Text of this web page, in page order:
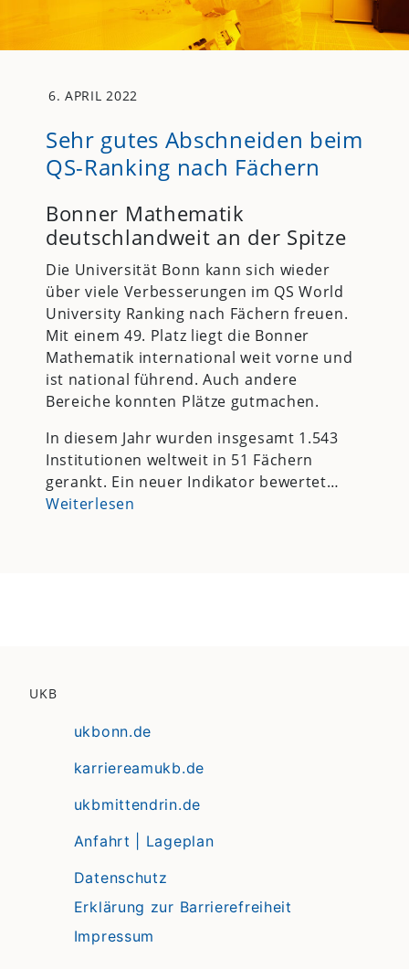
6. APRIL 2022
Sehr gutes Abschneiden beim
QS-Ranking nach Fächern
Bonner Mathematik
deutschlandweit an der Spitze
Die Universität Bonn kann sich wieder
über viele Verbesserungen im QS World
University Ranking nach Fächern freuen.
Mit einem 49. Platz liegt die Bonner
Mathematik international weit vorne und
ist national führend. Auch andere
Bereiche konnten Plätze gutmachen.
In diesem Jahr wurden insgesamt 1.543
Institutionen weltweit in 51 Fächern
gerankt. Ein neuer Indikator bewertet…
Weiterlesen
UKB
ukbonn.de
karriereamukb.de
ukbmittendrin.de
Anfahrt | Lageplan
Datenschutz
Erklärung zur Barrierefreiheit
Impressum